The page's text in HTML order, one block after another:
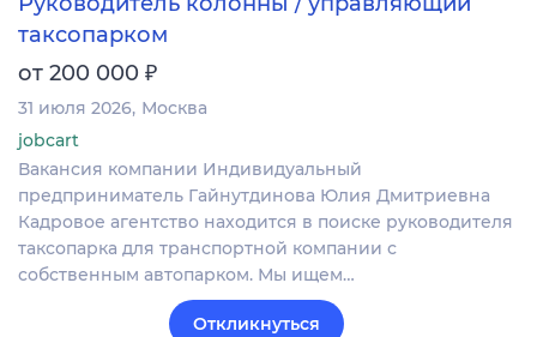
таксопарком
от 200 000 ₽
31 июля 2026 Москва
jobcart
Вакансия компании Индивидуальный
предприниматель Гайнутдинова Юлия Дмитриевна
Кадровое агентство находится в поиске руководителя
таксопарка для транспортной компании с
собственным автопарком. Мы ищем…
Откликнуться